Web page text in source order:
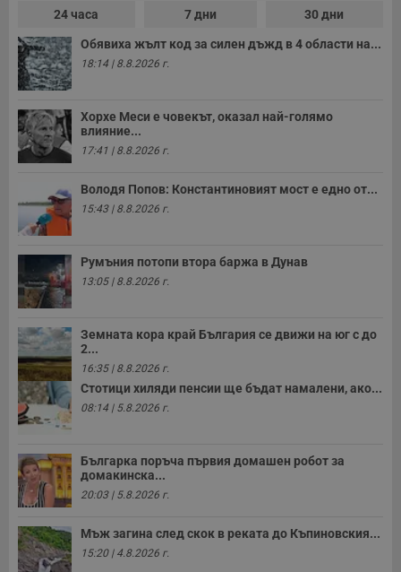
24 часа 7 дни 30 дни
Обявиха жълт код за силен дъжд в 4 области на...
18:14 | 8.8.2026 г.
Хорхе Меси е човекът, оказал най-голямо
влияние...
17:41 | 8.8.2026 г.
Володя Попов: Константиновият мост е едно от...
15:43 | 8.8.2026 г.
Румъния потопи втора баржа в Дунав
13:05 | 8.8.2026 г.
Земната кора край България се движи на юг с до
2...
16:35 | 8.8.2026 г.
Стотици хиляди пенсии ще бъдат намалени, ако...
08:14 | 5.8.2026 г.
Българка поръча първия домашен робот за
домакинска...
20:03 | 5.8.2026 г.
Мъж загина след скок в реката до Къпиновския...
15:20 | 4.8.2026 г.